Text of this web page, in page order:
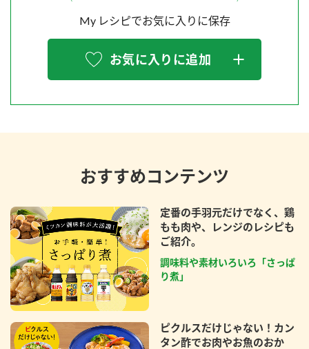
My レシピでお気に入りに保存
お気に入りに追加
おすすめコンテンツ
定番の手羽元だけでなく、鶏
もも肉や、レンジのレシピも
ご紹介。
調味料や素材いろいろ「さっぱ
り煮」
ピクルスだけじゃない！カン
タン酢でお肉やお魚のおか